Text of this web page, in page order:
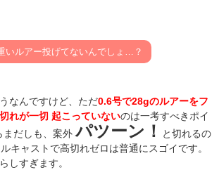
いルアー投げてないんでしょ…？
なんですけど、ただ0.6号で28gのルアーをフ
れが一切 起こっていないのは一考すべきポイ
まだしも、案外 パツーン！
と切れるの
キャストで高切れゼロは普通にスゴイです。
しすぎます。